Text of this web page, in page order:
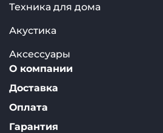
Техника для дома
Акустика
Аксессуары
О компании
Доставка
Оплата
Гарантия